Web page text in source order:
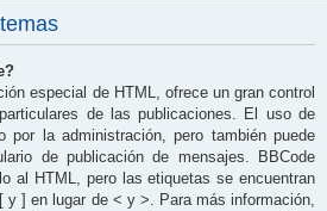
especial de HTML, ofrece un gran control
de las publicaciones. El uso de
por la administración, pero también puede
de publicación de mensajes. BBCode
al HTML, pero las etiquetas se encuentran
y ] en lugar de < y >. Para más información,